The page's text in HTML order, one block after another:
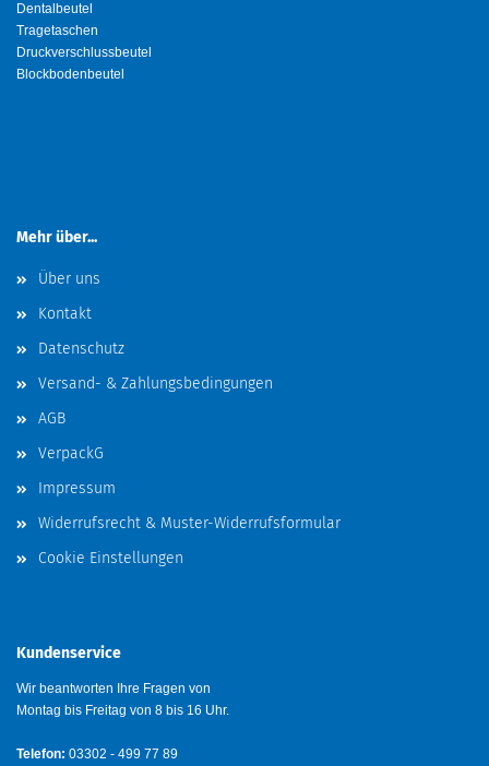
Dentalbeutel
Tragetaschen
Druckverschlussbeutel
Blockbodenbeutel
Mehr über...
Über uns
Kontakt
Datenschutz
Versand- & Zahlungsbedingungen
AGB
VerpackG
Impressum
Widerrufsrecht & Muster-Widerrufsformular
Cookie Einstellungen
Kundenservice
Wir beantworten Ihre Fragen von
Montag bis Freitag von 8 bis 16 Uhr.
Telefon: 03302 - 499 77 89